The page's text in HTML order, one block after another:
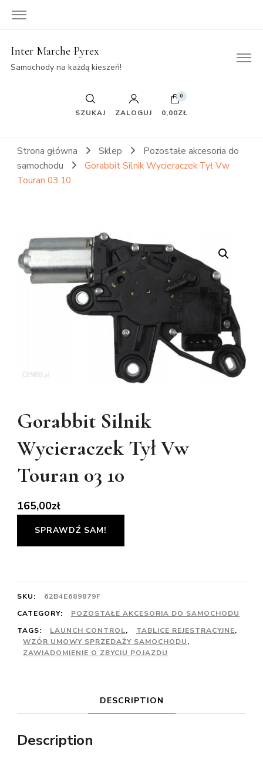
Inter Marche Pyrex
Samochody na każdą kieszeń!
SZUKAJ ZALOGUJ
0
0,00ZŁ
Strona główna Sklep
Pozostałe akcesoria do
samochodu
Gorabbit Silnik Wycieraczek Tył Vw
Touran 03 10
Gorabbit Silnik
Wycieraczek Tył Vw
Touran 03 10
165,00zł
SPRAWDŹ SAM!
SKU:
62B4E689879F
CATEGORY:
POZOSTAŁE AKCESORIA DO SAMOCHODU
TAGS:
LAUNCH CONTROL, TABLICE REJESTRACYJNE,
WZÓR UMOWY SPRZEDAŻY SAMOCHODU,
ZAWIADOMIENIE O ZBYCIU POJAZDU
DESCRIPTION
Description